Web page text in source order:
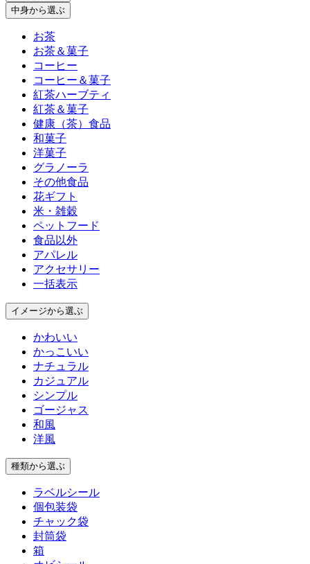
中身から選ぶ
お茶
お茶＆菓子
コーヒー
コーヒー＆菓子
紅茶ハーブティ
紅茶＆菓子
健康（茶）食品
和菓子
洋菓子
グラノーラ
その他食品
花ギフト
米・雑穀
ペットフード
食品以外
アパレル
アクセサリー
一括表示
イメージから選ぶ
かわいい
かっこいい
ナチュラル
カジュアル
シンプル
ゴージャス
和風
洋風
種類から選ぶ
ラベルシール
個包装袋
チャック袋
封筒袋
箱